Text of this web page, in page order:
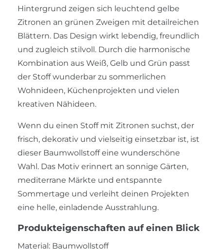
Hintergrund zeigen sich leuchtend gelbe
Zitronen an grünen Zweigen mit detailreichen
Blättern. Das Design wirkt lebendig, freundlich
und zugleich stilvoll. Durch die harmonische
Kombination aus Weiß, Gelb und Grün passt
der Stoff wunderbar zu sommerlichen
Wohnideen, Küchenprojekten und vielen
kreativen Nähideen.
Wenn du einen Stoff mit Zitronen suchst, der
frisch, dekorativ und vielseitig einsetzbar ist, ist
dieser Baumwollstoff eine wunderschöne
Wahl. Das Motiv erinnert an sonnige Gärten,
mediterrane Märkte und entspannte
Sommertage und verleiht deinen Projekten
eine helle, einladende Ausstrahlung.
Produkteigenschaften auf einen Blick
Material: Baumwollstoff